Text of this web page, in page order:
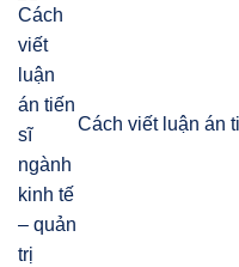
Cách viết luận án